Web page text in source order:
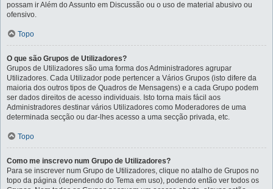
possam ir Além do Assunto em Discussão ou o uso de material abusivo ou
ofensivo.
Topo
O que são Grupos de Utilizadores?
Grupos de Utilizadores são uma forma dos Administradores agrupar
Utilizadores. Cada Utilizador pode pertencer a Vários Grupos (isto difere da
maioria dos outros tipos de Quadros de Mensagens) e a cada Grupo podem
ser dados direitos de acesso individuais. Isto torna mais fácil aos
Administradores destinar vários Utilizadores como Moderadores de uma
determinada secção ou dar-lhes acesso a uma secção privada, etc.
Topo
Como me inscrevo num Grupo de Utilizadores?
Para se inscrever num Grupo de Utilizadores, clique no atalho de Grupos no
topo da página (dependendo do Tema em uso), podendo então ver todos os